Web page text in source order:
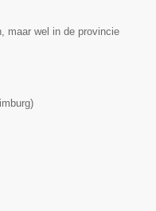
maar wel in de provincie
)